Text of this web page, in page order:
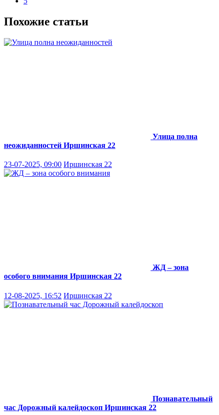
Похожие статьи
Улица полна
неожиданностей Иршинская 22
23-07-2025, 09:00 Иршинская 22
ЖД – зона
особого внимания Иршинская 22
12-08-2025, 16:52 Иршинская 22
Познавательный
час Дорожный калейдоскоп Иршинская 22